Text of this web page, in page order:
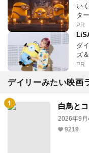
い
タ
PR
ダ
ズ
PR
デイリーみたい映画
白鳥と
2026年9月
9219